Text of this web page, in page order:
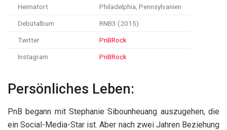
Heimatort Philadelphia, Pennsylvanien
Debütalbum RNB3 (2015)
Twitter PnBRock
Instagram PnBRock
Persönliches Leben:
PnB begann mit Stephanie Sibounheuang auszugehen, die
ein Social-Media-Star ist. Aber nach zwei Jahren Beziehung